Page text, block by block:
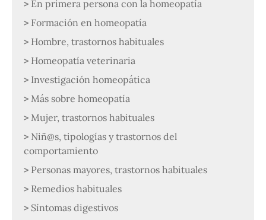
En primera persona con la homeopatía
Formación en homeopatía
Hombre, trastornos habituales
Homeopatía veterinaria
Investigación homeopática
Más sobre homeopatía
Mujer, trastornos habituales
Niñ@s, tipologías y trastornos del
comportamiento
Personas mayores, trastornos habituales
Remedios habituales
Síntomas digestivos